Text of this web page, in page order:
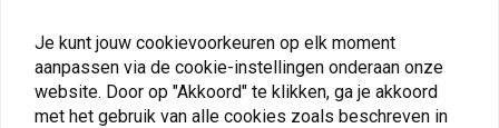
kun je altijd op één van de onderstaande
manieren contact met ons opnemen.
Je kunt jouw cookievoorkeuren op elk moment
aanpassen via de cookie-instellingen onderaan onze
website. Door op "Akkoord" te klikken, ga je akkoord
met het gebruik van alle cookies zoals beschreven in